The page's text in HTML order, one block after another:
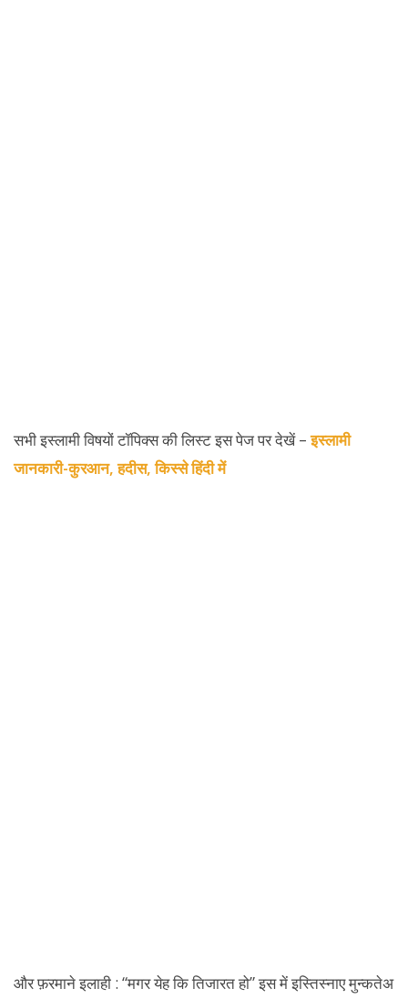
सभी इस्लामी विषयों टॉपिक्स की लिस्ट इस पेज पर देखें –इस्लामी
जानकारी-कुरआन, हदीस, किस्से हिंदी में
और फ़रमाने इलाही : “मगर येह कि तिजारत हो” इस में इस्तिस्नाए मुन्कतेअ